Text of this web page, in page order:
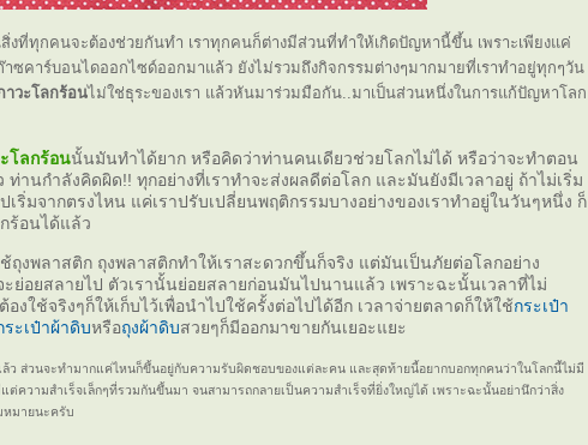
สิ่งที่ทุกคนจะต้องช่วยกันทำ เราทุกคนก็ต่างมีส่วนที่ทำให้เกิดปัญหานี้ขึ้น เพราะเพียงแค่
าซคาร์บอนไดออกไซด์ออกมาแล้ว ยังไม่รวมถึงกิจกรรมต่างๆมากมายที่เราทำอยู่ทุกๆวัน
าวะโลกร้อนไม่ใช่ธุระของเรา แล้วหันมาร่วมมือกัน..มาเป็นส่วนหนึ่งในการแก้ปัญหาโลก
โลกร้อนนั้นมันทำได้ยาก หรือคิดว่าท่านคนเดียวช่วยโลกไม่ได้ หรือว่าจะทำตอน
านกำลังคิดผิด!! ทุกอย่างที่เราทำจะส่งผลดีต่อโลก และมันยังมีเวลาอยู่ ถ้าไม่เริ่ม
เริ่มจากตรงไหน แค่เราปรับเปลี่ยนพฤติกรรมบางอย่างของเราทำอยู่ในวันๆหนึ่ง ก็
ร้อนได้แล้ว
ถุงพลาสติก ถุงพลาสติกทำให้เราสะดวกขึ้นก็จริง แต่มันเป็นภัยต่อโลกอย่าง
ะย่อยสลายไป ตัวเรานั้นย่อยสลายก่อนมันไปนานแล้ว เพราะฉะนั้นเวลาที่ไม่
งใช้จริงๆก็ให้เก็บไว้เพื่อนำไปใช้ครั้งต่อไปได้อีก เวลาจ่ายตลาดก็ให้ใช้กระเป๋า
ระเป๋าผ้าดิบหรือถุงผ้าดิบสวยๆก็มีออกมาขายกันเยอะแยะ
ว ส่วนจะทำมากแค่ไหนก็ขึ้นอยู่กับความรับผิดชอบของแต่ละคน และสุดท้ายนี้อยากบอกทุกคนว่าในโลกนี้ไม่มี
ต่ความสำเร็จเล็กๆที่รวมกันขึ้นมา จนสามารถกลายเป็นความสำเร็จที่ยิ่งใหญ่ได้ เพราะฉะนั้นอย่านึกว่าสิ่ง
หมายนะครับ